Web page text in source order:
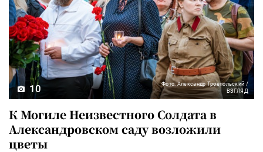
10
Фото: Александр Троепольский /
ВЗГЛЯД
К Могиле Неизвестного Солдата в
Александровском саду возложили
цветы